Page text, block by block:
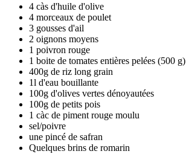
4 càs d'huile d'olive
4 morceaux de poulet
3 gousses d'ail
2 oignons moyens
1 poivron rouge
1 boite de tomates entières pelées (500 g)
400g de riz long grain
1l d'eau bouillante
100g d'olives vertes dénoyautées
100g de petits pois
1 càc de piment rouge moulu
sel/poivre
une pincé de safran
Quelques brins de romarin